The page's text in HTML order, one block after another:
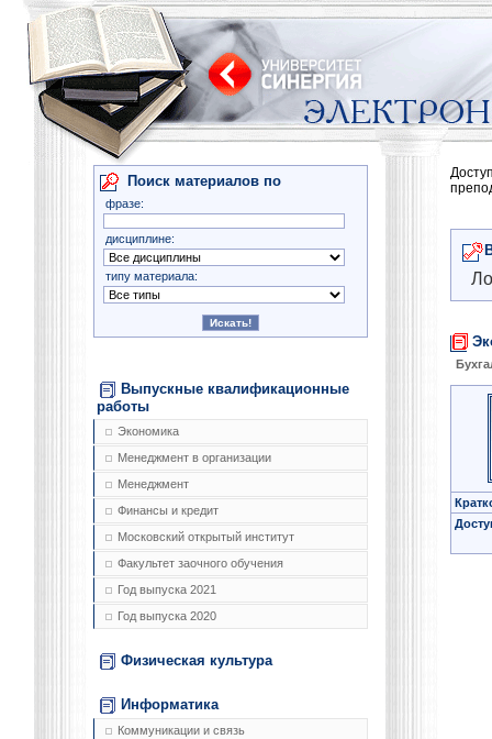
Поиск материалов по
фразе:
дисциплине:
типу материала:
Выпускные квалификационные
работы
Экономика
Менеджмент в организации
Менеджмент
Финансы и кредит
Московский открытый институт
Факультет заочного обучения
Год выпуска 2021
Год выпуска 2020
Физическая культура
Информатика
Коммуникации и связь